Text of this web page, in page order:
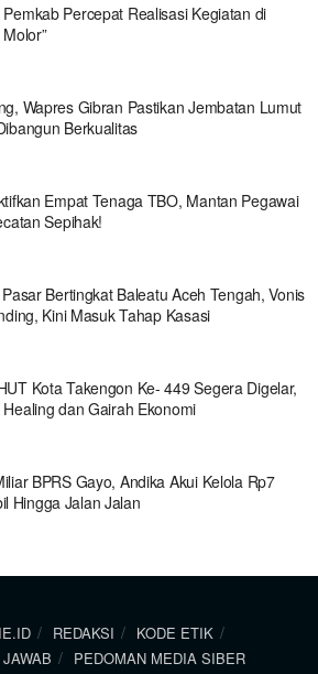
Percepat Realisasi Kegiatan di
Wapres Gibran Pastikan Jembatan Lumut
Berkualitas
Empat Tenaga TBO, Mantan Pegawai
Sepihak!
Bertingkat Baleatu Aceh Tengah, Vonis
Kini Masuk Tahap Kasasi
Kota Takengon Ke- 449 Segera Digelar,
dan Gairah Ekonomi
BPRS Gayo, Andika Akui Kelola Rp7
Hingga Jalan Jalan
REDAKSI
KODE ETIK
PEDOMAN MEDIA SIBER